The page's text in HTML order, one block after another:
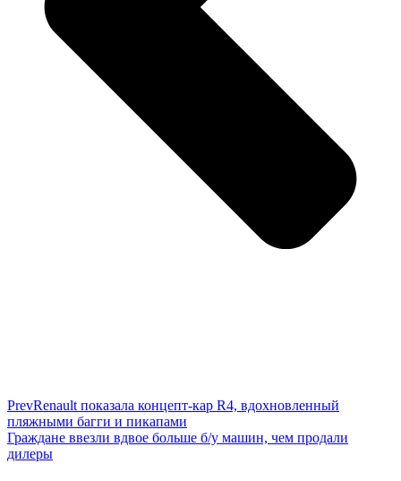
PrevRenault показала концепт-кар R4, вдохновленный
пляжными багги и пикапами
Граждане ввезли вдвое больше б/у машин, чем продали
дилеры